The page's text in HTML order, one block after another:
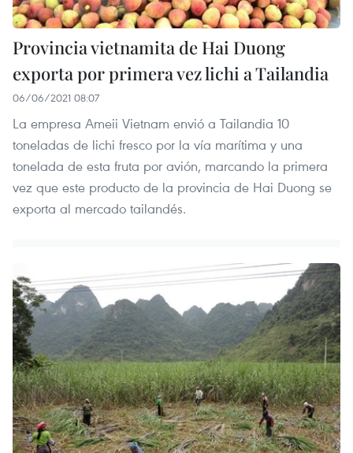
Provincia vietnamita de Hai Duong
exporta por primera vez lichi a Tailandia
06/06/2021 08:07
La empresa Ameii Vietnam envió a Tailandia 10
toneladas de lichi fresco por la vía marítima y una
tonelada de esta fruta por avión, marcando la primera
vez que este producto de la provincia de Hai Duong se
exporta al mercado tailandés.